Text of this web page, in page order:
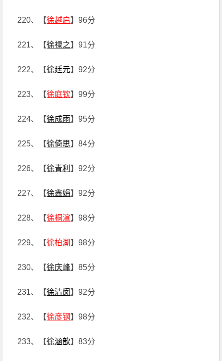
220、【徐越启】96分
221、【徐禄之】91分
222、【徐廷元】92分
223、【徐庭钦】99分
224、【徐成雨】95分
225、【徐倚思】84分
226、【徐青利 】92分
227、【徐鑫娟】92分
228、【徐桐渲】98分
229、【徐柏湖】98分
230、【徐庆峰】85分
231、【徐清闵 】92分
232、【徐彦钢】98分
233、【徐涵歆】83分